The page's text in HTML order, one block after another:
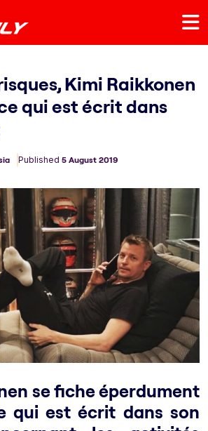
Kimi Raikkonen
qui est écrit dans
Published 5 August 2019
se fiche éperdument
qui est écrit dans son